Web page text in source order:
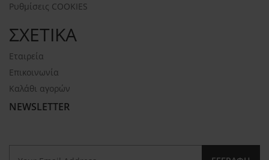
Ρυθμίσεις COOKIES
ΣΧΕΤΙΚΑ
Εταιρεία
Επικοινωνία
Καλάθι αγορών
NEWSLETTER